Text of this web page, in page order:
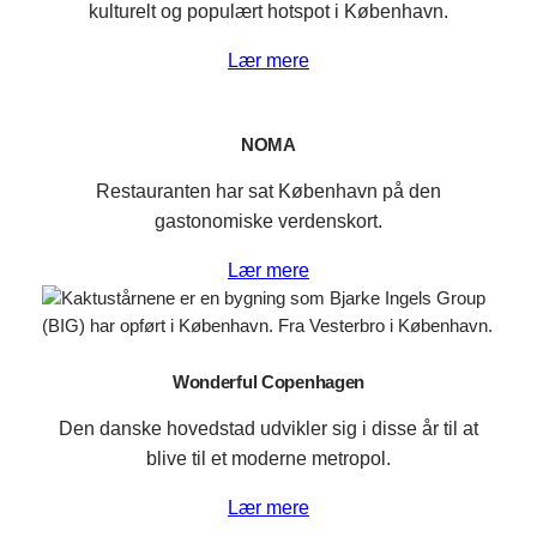
kulturelt og populært hotspot i København.
Lær mere
NOMA
Restauranten har sat København på den
gastonomiske verdenskort.
Lær mere
Wonderful Copenhagen
Den danske hovedstad udvikler sig i disse år til at
blive til et moderne metropol.
Lær mere